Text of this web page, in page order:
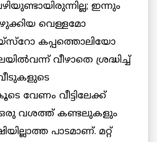
ഇന്നും
വെള്ളമോ
കപ്പത്തൊലിയോ
വീഴാതെ ശ്രദ്ധിച്ച്
വേണം വീട്ടിലേക്ക്
ഒരു വശത്ത് കണ്ടലുകളും
പാടമാണ്. മറ്റ്